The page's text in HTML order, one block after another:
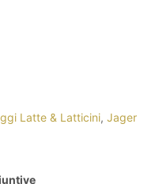
Latte & Latticini, Jager